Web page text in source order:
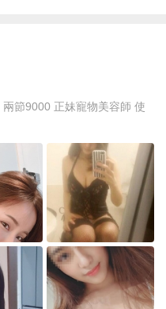
節9000 正妹寵物美容師 使